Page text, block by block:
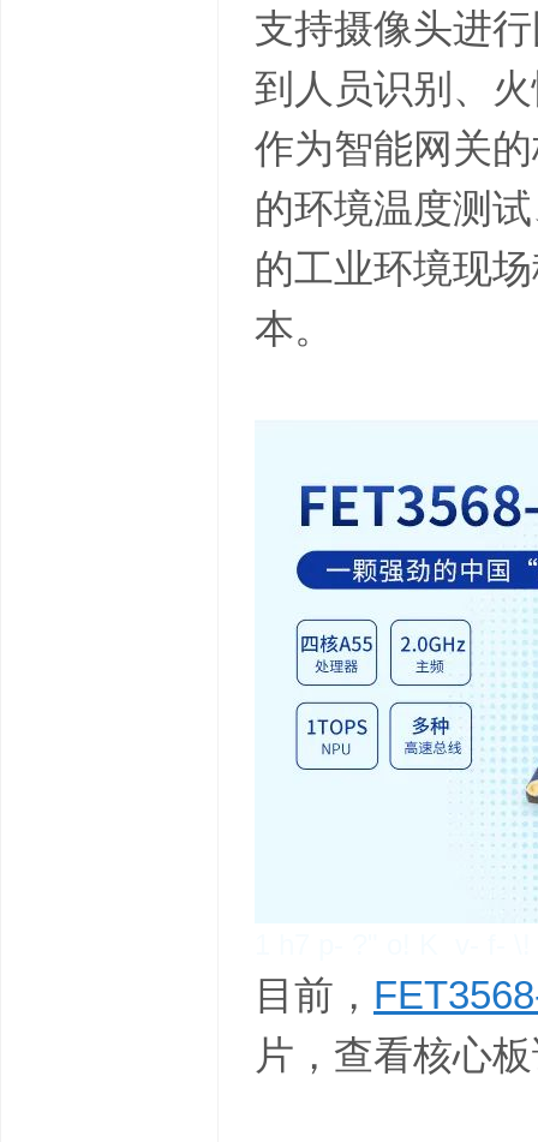
支持摄像头进
到人员识别、
作为智能网关
的环境温度测
的工业环境现
本。
目前，
片，查看核心